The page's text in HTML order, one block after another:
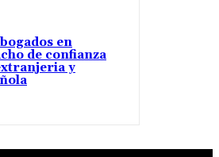
en
de confianza
y